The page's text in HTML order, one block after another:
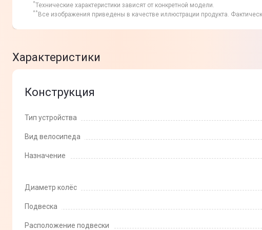
*Технические характеристики зависят от конкретной модели.
** Все изображения приведены в качестве иллюстрации продукта.
Характеристики
Конструкция
Тип устройства
Вид велосипеда
Назначение
Диаметр колёс
Подвеска
Расположение подвески